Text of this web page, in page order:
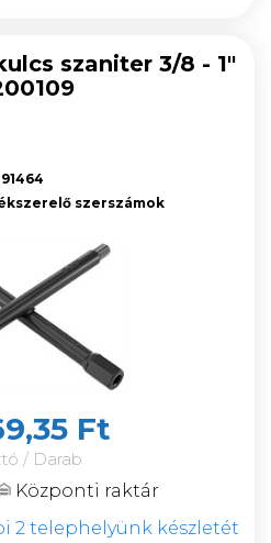
szaniter 3/8 - 1"
szerszámok
Ft
/ Darab
Központi raktár
2 telephelyünk készletét